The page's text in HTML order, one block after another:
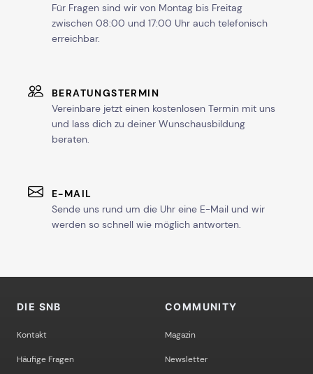
Für Fragen sind wir von Montag bis Freitag
zwischen 08:00 und 17:00 Uhr auch telefonisch
erreichbar.
BERATUNGSTERMIN
Vereinbare jetzt einen kostenlosen Termin mit uns
und lass dich zu deiner Wunschausbildung
beraten.
E-MAIL
Sende uns rund um die Uhr eine E-Mail und wir
werden so schnell wie möglich antworten.
DIE SNB
Kontakt
Häufige Fragen
COMMUNITY
Magazin
Newsletter